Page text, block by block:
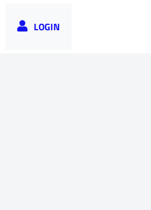
LOGIN